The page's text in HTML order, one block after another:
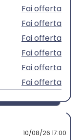
Fai offerta
Fai offerta
Fai offerta
Fai offerta
Fai offerta
Fai offerta
10/08/26 17:00